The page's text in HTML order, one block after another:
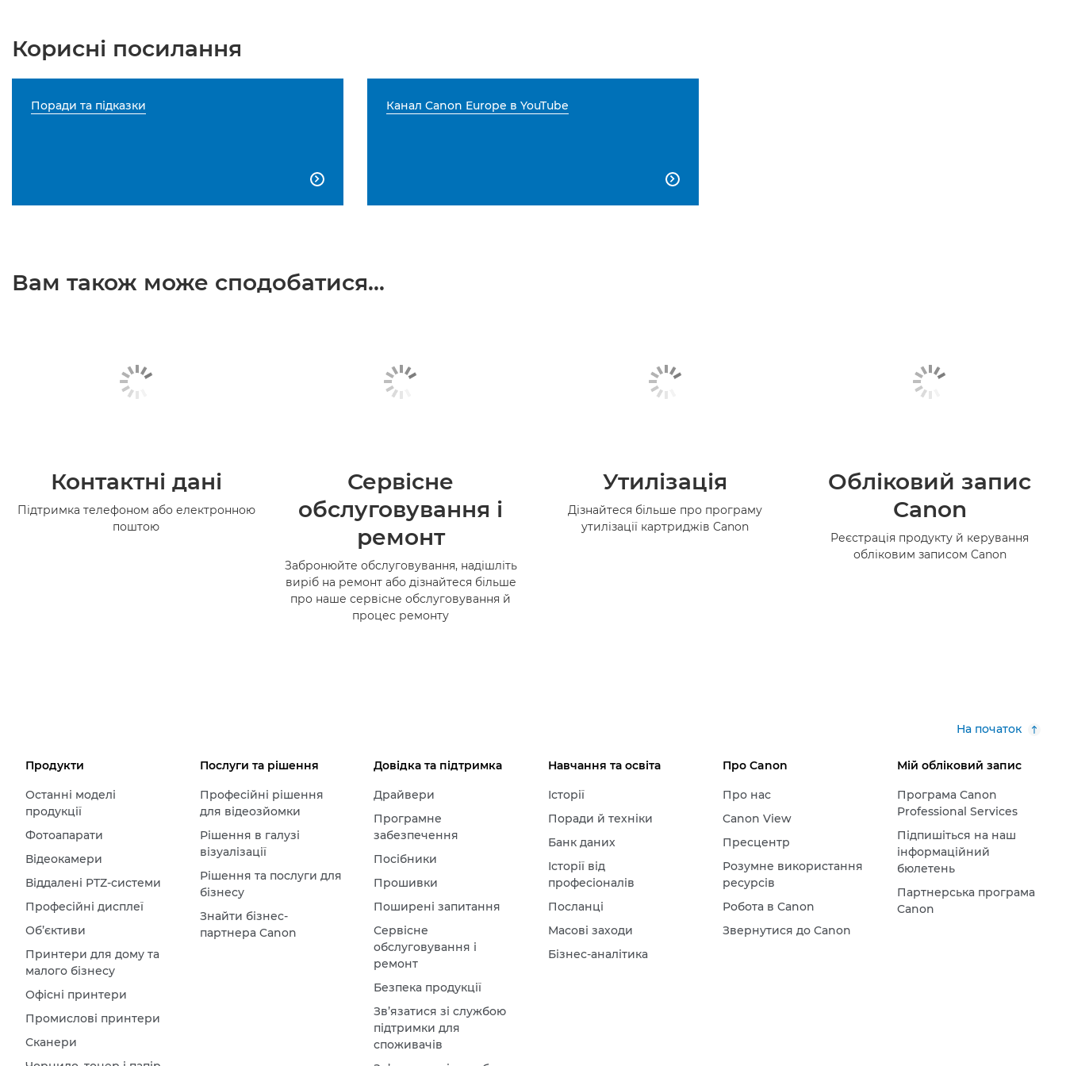
Корисні посилання
Поради та підказки

Канал Canon Europe в YouTube

Вам також може сподобатися...
Контактні дані
Підтримка телефоном або електронною
поштою
Сервісне
обслуговування і
ремонт
Забронюйте обслуговування, надішліть
виріб на ремонт або дізнайтеся більше
про наше сервісне обслуговування й
процес ремонту
Утилізація
Дізнайтеся більше про програму
утилізації картриджів Canon
Обліковий запис
Canon
Реєстрація продукту й керування
обліковим записом Canon
На початок
Продукти
Останні моделі
продукції
Фотоапарати
Відеокамери
Віддалені PTZ-системи
Професійні дисплеї
Об’єктиви
Принтери для дому та
малого бізнесу
Офісні принтери
Промислові принтери
Сканери
Послуги та рішення
Професійні рішення
для відеозйомки
Рішення в галузі
візуалізації
Рішення та послуги для
бізнесу
Знайти бізнес-
партнера Canon
Довідка та підтримка
Драйвери
Програмне
забезпечення
Посібники
Прошивки
Поширені запитання
Сервісне
обслуговування і
ремонт
Безпека продукції
Зв’язатися зі службою
підтримки для
споживачів
Навчання та освіта
Історії
Поради й техніки
Банк даних
Історії від
професіоналів
Посланці
Масові заходи
Бізнес-аналітика
Про Canon
Про нас
Canon View
Пресцентр
Розумне використання
ресурсів
Робота в Canon
Звернутися до Canon
Мій обліковий запис
Програма Canon
Professional Services
Підпишіться на наш
інформаційний
бюлетень
Партнерська програма
Canon